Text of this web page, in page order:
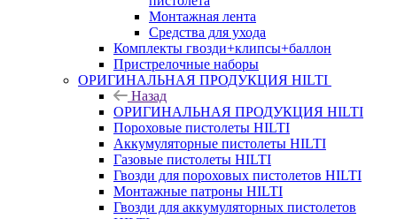
Монтажная лента
Средства для ухода
Комплекты гвозди+клипсы+баллон
Пристрелочные наборы
ОРИГИНАЛЬНАЯ ПРОДУКЦИЯ HILTI
Назад
ОРИГИНАЛЬНАЯ ПРОДУКЦИЯ HILTI
Пороховые пистолеты HILTI
Аккумуляторные пистолеты HILTI
Газовые пистолеты HILTI
Гвозди для пороховых пистолетов HILTI
Монтажные патроны HILTI
Гвозди для аккумуляторных пистолетов